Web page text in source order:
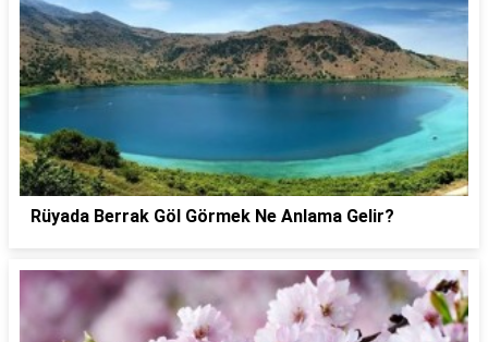
Rüyada Berrak Göl Görmek Ne Anlama Gelir?